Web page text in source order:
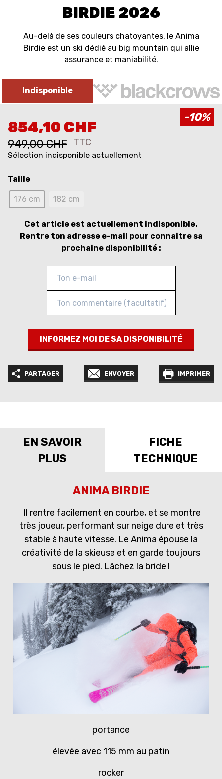
BIRDIE 2026
Au-delà de ses couleurs chatoyantes, le Anima
Birdie est un ski dédié au big mountain qui allie
assurance et maniabilité.
Indisponible
854,10 CHF
949,00 CHF
-10%
TTC
Sélection indisponible actuellement
Taille
176 cm​ 182 cm​
Cet article est actuellement indisponible.
Rentre ton adresse e-mail pour connaitre sa
prochaine disponibilité :
INFORMEZ MOI DE SA DISPONIBILITÉ
PARTAGER ENVOYER IMPRIMER
EN SAVOIR
PLUS
FICHE
TECHNIQUE
ANIMA BIRDIE
Il rentre facilement en courbe, et se montre
très joueur, performant sur neige dure et très
stable à haute vitesse. Le Anima épouse la
créativité de la skieuse et en garde toujours
sous le pied. Lâchez la bride !
portance
élevée avec 115 mm au patin
rocker